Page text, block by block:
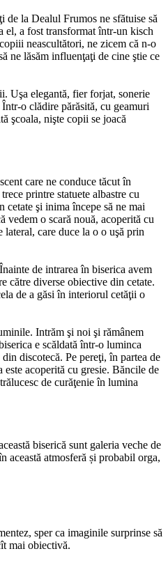
la Dealul Frumos ne sfătuise să
el, a fost transformat într-un kisch
neascultători, ne zicem că n-o
ne lăsăm influenţaţi de cine ştie ce
Uşa elegantă, fier forjat, sonerie
o clădire părăsită, cu geamuri
şcoala, nişte copii se joacă
care ne conduce tăcut în
printre statuete albastre cu
cetate şi inima începe să ne mai
o scară nouă, acoperită cu
lateral, care duce la o o uşă prin
de intrarea în biserica avem
către diverse obiective din cetate.
de a găsi în interiorul cetăţii o
Intrăm şi noi şi rămânem
e scăldată într-o luminca
discotecă. Pe pereţi, în partea de
acoperită cu gresie. Băncile de
de curăţenie în lumina
biserică sunt galeria veche de
această atmosferă și probabil orga,
sper ca imaginile surprinse să
mai obiectivă.